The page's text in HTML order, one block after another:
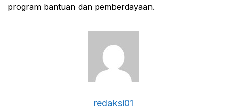
program bantuan dan pemberdayaan.
redaksi01